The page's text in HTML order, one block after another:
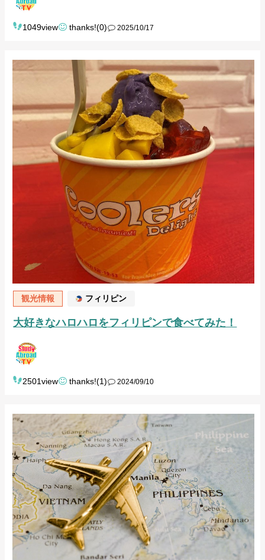
1049view thanks!(0) 2025/10/17
観光情報 フィリピン
大好きなハロハロをフィリピンで食べてみた！
2501view thanks!(1) 2024/09/10